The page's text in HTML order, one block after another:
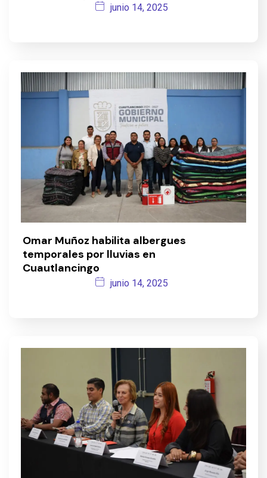
junio 14, 2025
Omar Muñoz habilita albergues
temporales por lluvias en
Cuautlancingo
junio 14, 2025